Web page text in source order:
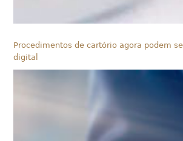
Procedimentos de cartório agora podem
digital